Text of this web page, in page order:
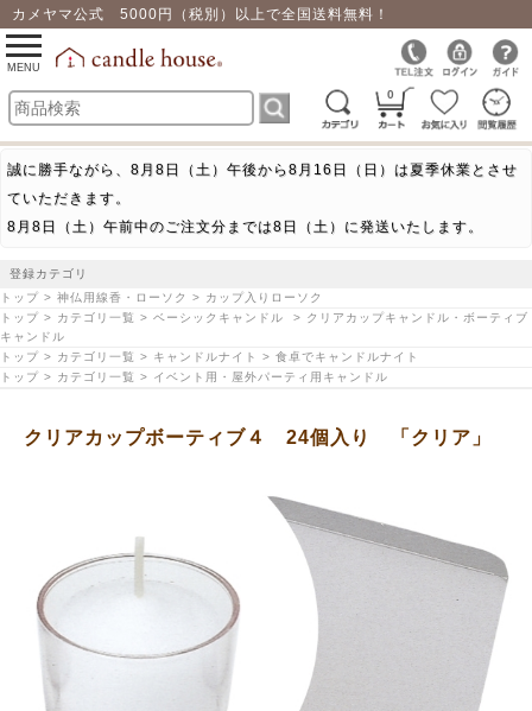
カメヤマ公式 5000円（税別）以上で全国送料無料！
0
toggle
navigation
MENU
誠に勝手ながら、8月8日（土）午後から8月16日（日）は夏季休業とさせ
ていただきます。
8月8日（土）午前中のご注文分までは8日（土）に発送いたします。
登録カテゴリ
トップ > 神仏用線香・ローソク > カップ入りローソク
トップ > カテゴリ一覧 > ベーシックキャンドル > クリアカップキャンドル・ボーティブ
キャンドル
トップ > カテゴリ一覧 > キャンドルナイト > 食卓でキャンドルナイト
トップ > カテゴリ一覧 > イベント用・屋外パーティ用キャンドル
クリアカップボーティブ４ 24個入り 「クリア」